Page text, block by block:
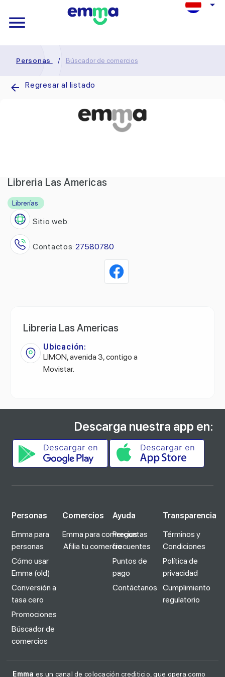
Personas / Búscador de comercios
Regresar al listado
Libreria Las Americas
Librerías
Sitio web:
Contactos: 27580780
Libreria Las Americas
Ubicación:
LIMON, avenida 3, contigo a
Movistar.
Descarga nuestra app en:
Personas
Emma para
personas
Cómo usar
Emma (old)
Conversión a
tasa cero
Promociones
Búscador de
comercios
Comercios
Emma para comercios
Afilia tu comercio
Ayuda
Preguntas
frecuentes
Puntos de
pago
Contáctanos
Transparencia
Términos y
Condiciones
Política de
privacidad
Cumplimiento
regulatorio
Emma es un canal de colocación crediticio, que opera como